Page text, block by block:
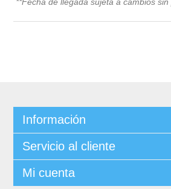
Información
Servicio al cliente
Mi cuenta